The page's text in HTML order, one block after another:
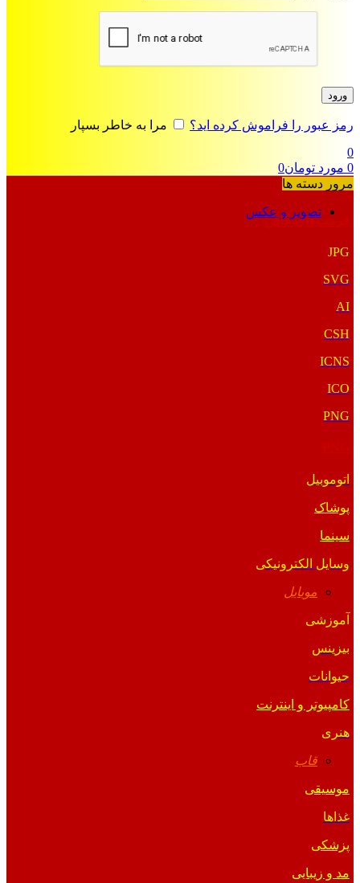
ورود
رمز عبور را فراموش کرده اید؟
مرا به خاطر بسپار
0
0 مورد تومان0
مرور دسته ها
تصویر و عکس
فرمت‌های خاص
JPG
SVG
AI
CSH
ICNS
ICO
PNG
اتوموبیل
پوشاک
سینما
وسایل الکترونیکی
موبایل
آموزشی
بیزینس
حیوانات
کامپیوتر و اینترنت
هنری
قاب
موسیقی
غذاها
پزشکی
مد و زیبایی